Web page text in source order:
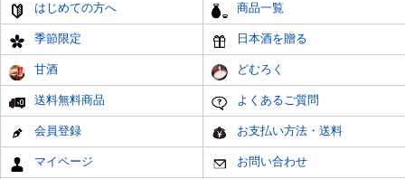
はじめての方へ 商品一覧
季節限定 日本酒を贈る
甘酒 どむろく
送料無料商品 よくあるご質問
会員登録 お支払い方法・送料
マイページ お問い合わせ